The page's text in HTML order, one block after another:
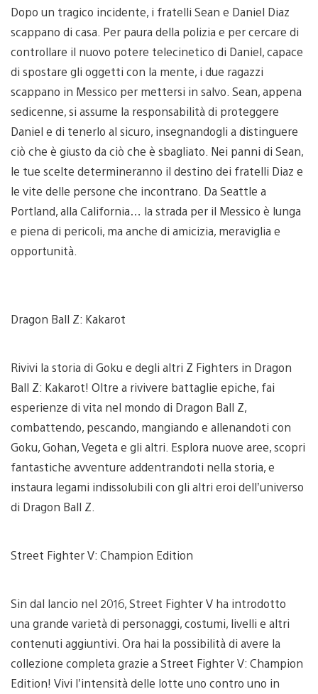
Dopo un tragico incidente, i fratelli Sean e Daniel Diaz
scappano di casa. Per paura della polizia e per cercare di
controllare il nuovo potere telecinetico di Daniel, capace
di spostare gli oggetti con la mente, i due ragazzi
scappano in Messico per mettersi in salvo. Sean, appena
sedicenne, si assume la responsabilità di proteggere
Daniel e di tenerlo al sicuro, insegnandogli a distinguere
ciò che è giusto da ciò che è sbagliato. Nei panni di Sean,
le tue scelte determineranno il destino dei fratelli Diaz e
le vite delle persone che incontrano. Da Seattle a
Portland, alla California… la strada per il Messico è lunga
e piena di pericoli, ma anche di amicizia, meraviglia e
opportunità.
Dragon Ball Z: Kakarot
Rivivi la storia di Goku e degli altri Z Fighters in Dragon
Ball Z: Kakarot! Oltre a rivivere battaglie epiche, fai
esperienze di vita nel mondo di Dragon Ball Z,
combattendo, pescando, mangiando e allenandoti con
Goku, Gohan, Vegeta e gli altri. Esplora nuove aree, scopri
fantastiche avventure addentrandoti nella storia, e
instaura legami indissolubili con gli altri eroi dell’universo
di Dragon Ball Z.
Street Fighter V: Champion Edition
Sin dal lancio nel 2016, Street Fighter V ha introdotto
una grande varietà di personaggi, costumi, livelli e altri
contenuti aggiuntivi. Ora hai la possibilità di avere la
collezione completa grazie a Street Fighter V: Champion
Edition! Vivi l’intensità delle lotte uno contro uno in